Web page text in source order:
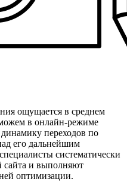
ощущается в среднем
в онлайн-режиме
динамику переходов по
его дальнейшим
систематически
сайта и выполняют
оптимизации.